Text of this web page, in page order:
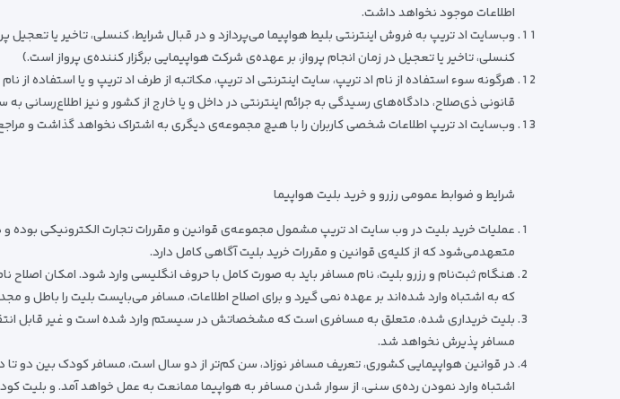
اطلاعات موجود نخواهد داشت.
وب‌سایت اد تریپ به فروش اینترنتی بلیط هواپیما می‌پردازد و در قبال شرایط، کنسلی، تاخیر یا
کنسلی، تاخیر یا تعجیل در زمان انجام پرواز، بر عهده‌ی شرکت هواپیمایی برگزار کننده‌ی پرواز است.)
هرگونه سوء استفاده از نام اد تریپ، سایت اینترنتی اد تریپ، مکاتبه از طرف اد تریپ و یا استفاده
قانونی ذی‌صلاح، دادگاه‌های رسیدگی به جرائم اینترنتی در داخل و یا خارج از کشور و نیز
وب‌سایت اد تریپ اطلاعات شخصی کاربران را با هیچ مجموعه‌ی دیگری به اشتراک نخواهد گذاشت و
شرایط و ضوابط عمومی رزرو و خرید بلیت هواپیما
عملیات خرید بلیت در وب ‌سایت اد تریپ مشمول مجموعه‌ی قوانین و مقررات تجارت الکترونیکی بوده و
متعهدمی‌شود که از کلیه‌ی قوانین و مقررات خرید بلیت آگاهی کامل دارد.
هنگام ثبت‌نام و رزرو بلیت، نام مسافر باید به صورت کامل با حروف انگلیسی وارد شود. امکان
که به اشتباه وارد شده‌اند بر عهده نمی گیرد و برای اصلاح اطلاعات، مسافر می‌بایست بلیت را باطل و
بلیت خریداری شده، متعلق به مسافری است که مشخصاتش در سیستم وارد شده است و غیر قابل
مسافر پذیرش نخواهد شد.
در قوانین هواپیمایی کشوری، تعریف مسافر نوزاد، سن کم‌تر از دو سال است، مسافر کودک بین دو
اشتباه وارد نمودن رده‌ی سنی، از سوار شدن مسافر به هواپیما ممانعت به عمل خواهد آمد. و بلیت